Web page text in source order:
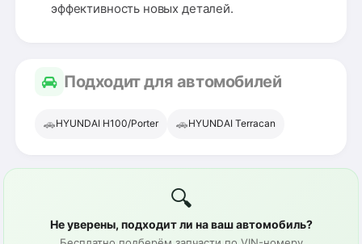
эффективность новых деталей.
Подходит для автомобилей
🚗HYUNDAI H100/Porter 🚗HYUNDAI Terracan
🔍
Не уверены, подходит ли на ваш автомобиль?